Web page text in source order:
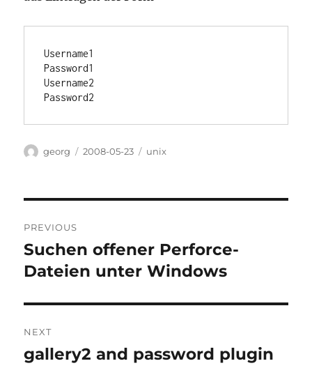
Username1
Password1
Username2
Author
georg
Posted
2008-05-23 Categories
unix
navigation
PREVIOUS
Previous
post:
Suchen offener Perforce-
Dateien unter Windows
NEXT
Next
gallery2 and password plugin